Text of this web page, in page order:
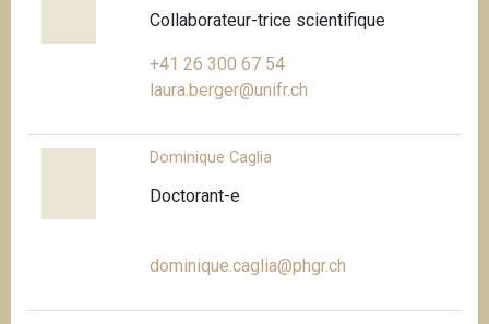
Collaborateur-trice scientifique
+41 26 300 67 54
laura.berger@unifr.ch
Dominique Caglia
Doctorant-e
dominique.caglia@phgr.ch